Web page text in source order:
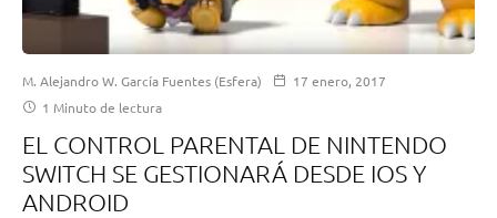
M. Alejandro W. García Fuentes (Esfera)
17 enero, 2017
1 Minuto de lectura
EL CONTROL PARENTAL DE NINTENDO
SWITCH SE GESTIONARÁ DESDE IOS Y
ANDROID